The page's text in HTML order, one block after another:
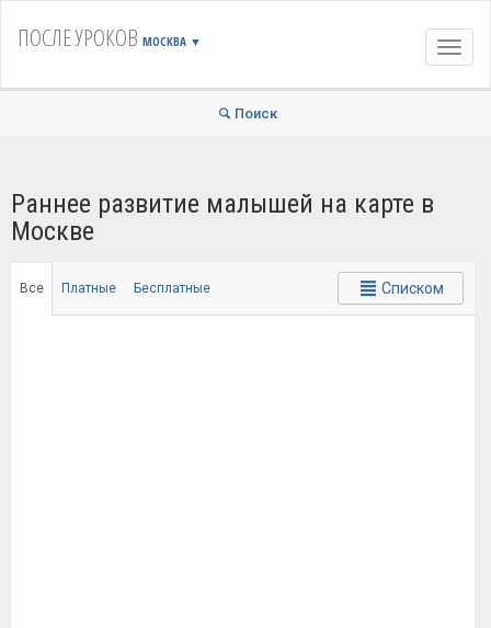
ПОСЛЕ УРОКОВ МОСКВА ▼
Поиск
Раннее развитие малышей на карте в
Москве
Все Платные Бесплатные Списком